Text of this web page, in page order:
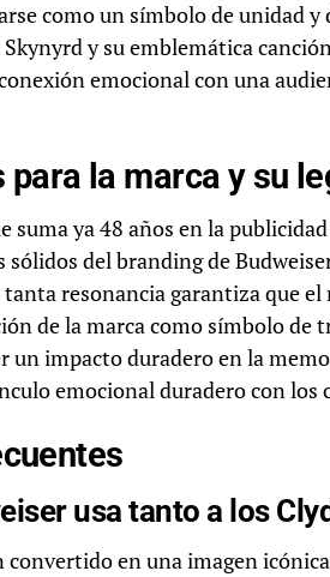
como un símbolo de unidad
y su emblemática
emocional con una
para la marca y su
suma ya 48 años en la
sólidos del branding de
resonancia garantiza que
de la marca como símbolo de
un impacto duradero en la
emocional duradero con los
usa tanto a los
convertido en una imagen